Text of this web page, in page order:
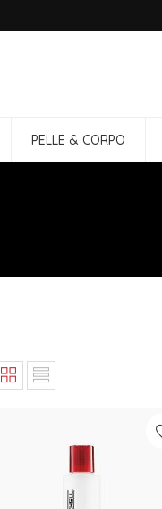
PELLE & CORPO